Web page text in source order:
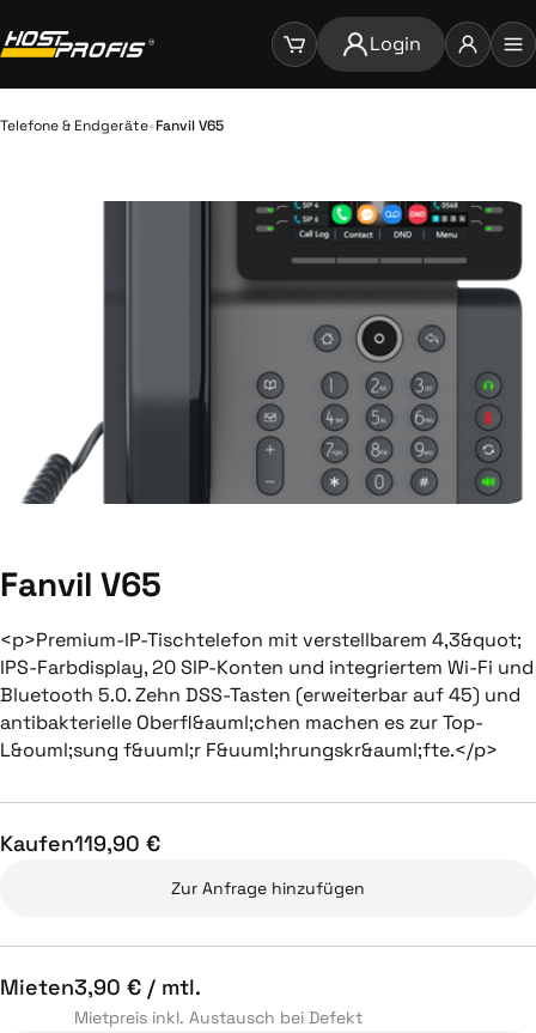
Login
Telefone & Endgeräte•Fanvil V65
Fanvil V65
<p>Premium-IP-Tischtelefon mit verstellbarem 4,3&quot;
IPS-Farbdisplay, 20 SIP-Konten und integriertem Wi-Fi und
Bluetooth 5.0. Zehn DSS-Tasten (erweiterbar auf 45) und
antibakterielle Oberfl&auml;chen machen es zur Top-
L&ouml;sung f&uuml;r F&uuml;hrungskr&auml;fte.</p>
Kaufen119,90 €
Zur Anfrage hinzufügen
Mieten3,90 € / mtl.
Mietpreis inkl. Austausch bei Defekt